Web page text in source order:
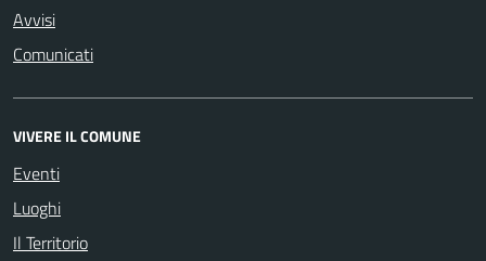
Avvisi
Comunicati
VIVERE IL COMUNE
Eventi
Luoghi
Il Territorio